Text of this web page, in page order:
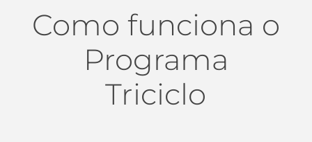
Como funciona o
Programa
Triciclo